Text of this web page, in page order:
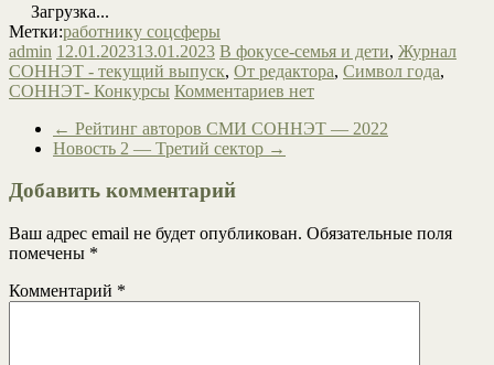
Загрузка...
Метки:работнику соцсферы
admin 12.01.202313.01.2023 В фокусе-семья и дети, Журнал
СОННЭТ - текущий выпуск, От редактора, Символ года,
СОННЭТ- Конкурсы Комментариев нет
← Рейтинг авторов СМИ СОННЭТ — 2022
Новость 2 — Третий сектор →
Добавить комментарий
Ваш адрес email не будет опубликован. Обязательные поля
помечены *
Комментарий *